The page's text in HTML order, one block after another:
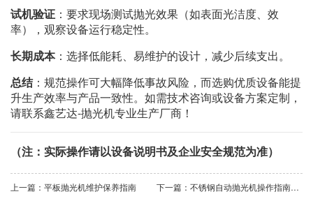
试机验证 ：要求现场测试抛光效果（如表面光洁度、效
率），观察设备运行稳定性。
长期成本：选择低能耗、易维护的设计，减少后续支出。
总结：规范操作可大幅降低事故风险，而选购优质设备能提
升生产效率与产品一致性。如需技术咨询或设备方案定制，
请联系鑫艺达-抛光机专业生产厂商！
（注：实际操作请以设备说明书及企业安全规范为准）
上一篇：平板抛光机维护保养指南 下一篇：不锈钢自动抛光机操作指南与技巧